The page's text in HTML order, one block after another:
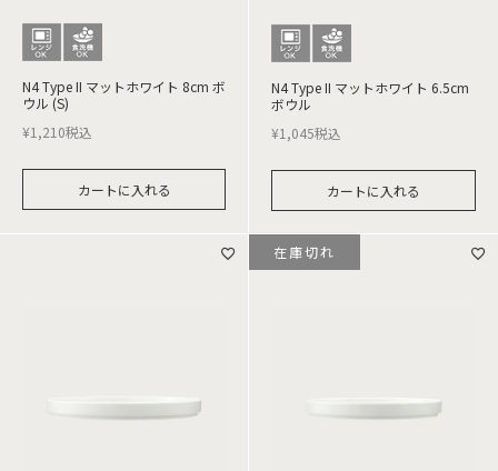
N4 Type II マットホワイト 8cm ボ
ウル (S)
¥1,210税込
カートに入れる
N4 Type II マットホワイト 6.5cm
ボウル
¥1,045税込
カートに入れる
在庫切れ